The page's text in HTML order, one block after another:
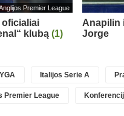
Premier League
oficialiai
klubą (1)
Anapilin
Jorge
Italijos Serie A
Premier League